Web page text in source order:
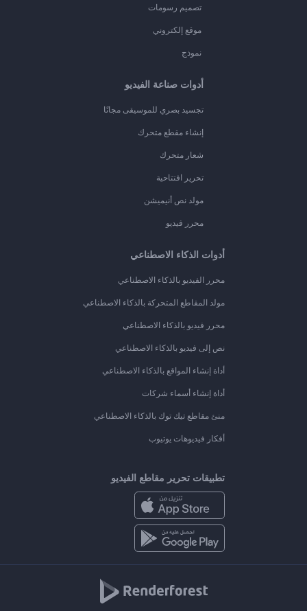
تصميم رسومات
موقع إلكتروني
نموذج
أدوات صناعة الفيديو
تجسيد بصري للموسيقى مجانًا
إنشاء مقطع متحرك
شعار متحرك
تحرير افتتاحية
مولد نص أنيميشن
محرر فيديو
أدوات الذكاء الاصطناعي
محرر الفيديو بالذكاء الاصطناعي
مولد المقاطع المتحركة بالذكاء الاصطناعي
محرر فيديو بالذكاء الاصطناعي
نص إلى فيديو بالذكاء الاصطناعي
أداة إنشاء المواقع بالذكاء الاصطناعي
أداة إنشاء أسماء شركات
منئ مقاطع تيك توك بالذكاء الاصطناعي
أفكار فيديوهات يوتيوب
تطبيقات تحرير مقاطع الفيديو